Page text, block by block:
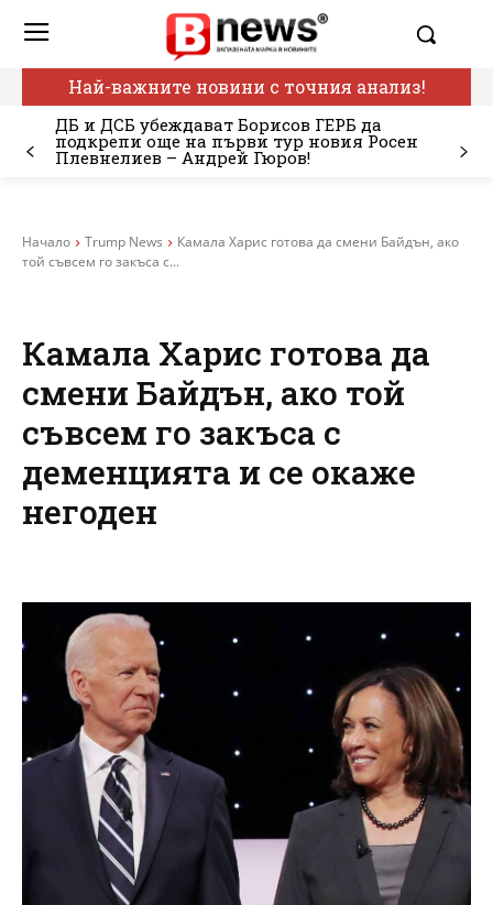
Най-важните новини с точния анализ!
ДБ и ДСБ убеждават Борисов ГЕРБ да
подкрепи още на първи тур новия Росен
Плевнелиев – Андрей Гюров!
Начало Trump News
Камала Харис готова да смени Байдън, ако
той съвсем го закъса с...
Камала Харис готова да
смени Байдън, ако той
съвсем го закъса с
деменцията и се окаже
негоден